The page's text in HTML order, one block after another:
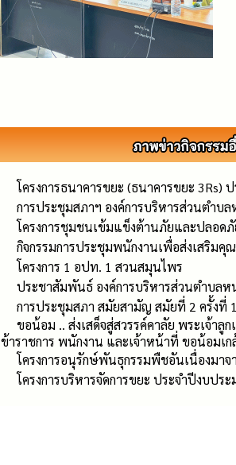
โครงการธนาคารขยะ (ธนาคารขยะ 3Rs)
การประชุมสภาฯ องค์การบริหารส่วนตำ
โครงการชุมชนเข้มแข็งต้านภัยและปลอด
กิจกรรมการประชุมพนักงานเพื่อส่งเสริมคุ
โครงการ 1 อปท. 1 สวนสมุนไพร
ประชาสัมพันธ์ องค์การบริหารส่วนตำบล
การประชุมสภา สมัยสามัญ สมัยที่ 2 ครั้งที่
ขอน้อม .. ส่งเสด็จสู่สวรรค์คาลัย พระเจ้า
ข้าราชการ พนักงาน และเจ้าหน้าที่ ขอน้อมเก
โครงการอนุรักษ์พันธุกรรมพืชอันเนื่องมาจ
โครงการบริหารจัดการขยะ ประจำปีงบปร